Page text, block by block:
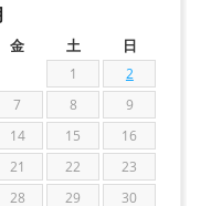
金 土 日
1
2
7 8
9
14 15
16
21 22
23
28 29
30